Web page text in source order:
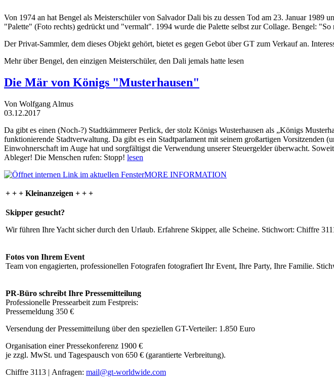
Von 1974 an hat Bengel als Meisterschüler von Salvador Dali bis zu dessen Tod am 23. Januar
"Palette" (Foto rechts) gedrückt und "vermalt". 1994 wurde die Palette selbst zur Collage. Bengel:
Der Privat-Sammler, dem dieses Objekt gehört, bietet es gegen Gebot über GT zum Verkauf an.
Mehr über Bengel, den einzigen Meisterschüler, den Dali jemals hatte lesen
Die Mär von Königs "Musterhausen"
Von Wolfgang Almus
03.12.2017
Da gibt es einen (Noch-?) Stadtkämmerer Perlick, der stolz Königs Wusterhausen als „Königs
funktionierende Stadtverwaltung. Da gibt es ein Stadtparlament mit seinem großartigen Vorsitzenden
Einwohnerschaft im Auge hat und sorgfältigst die Verwendung unserer Steuergelder überwacht.
Ableger! Die Menschen rufen: Stopp! lesen
MORE INFORMATION
+ + + Kleinanzeigen + + +
Skipper gesucht?
Wir führen Ihre Yacht sicher durch den Urlaub. Erfahrene Skipper, alle Scheine. Stichwort: Chiffre
Fotos von Ihrem Event
Team von engagierten, professionellen Fotografen fotografiert Ihr Event, Ihre Party, Ihre Familie.
PR-Büro schreibt Ihre Pressemitteilung
Professionelle Pressearbeit zum Festpreis:
Pressemeldung 350 €
Versendung der Pressemitteilung über den speziellen GT-Verteiler: 1.850 Euro
Organisation einer Pressekonferenz 1900 €
je zzgl. MwSt. und Tagespausch von 650 € (garantierte Verbreitung).
Chiffre 3113 | Anfragen: mail@gt-worldwide.com